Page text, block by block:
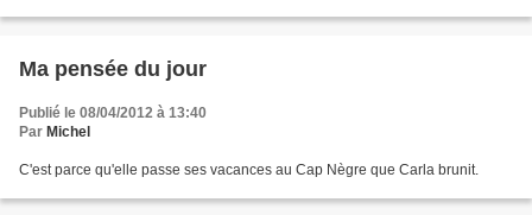
Ma pensée du jour
Publié le 08/04/2012 à 13:40
Par Michel
C'est parce qu'elle passe ses vacances au Cap Nègre que Carla brunit.